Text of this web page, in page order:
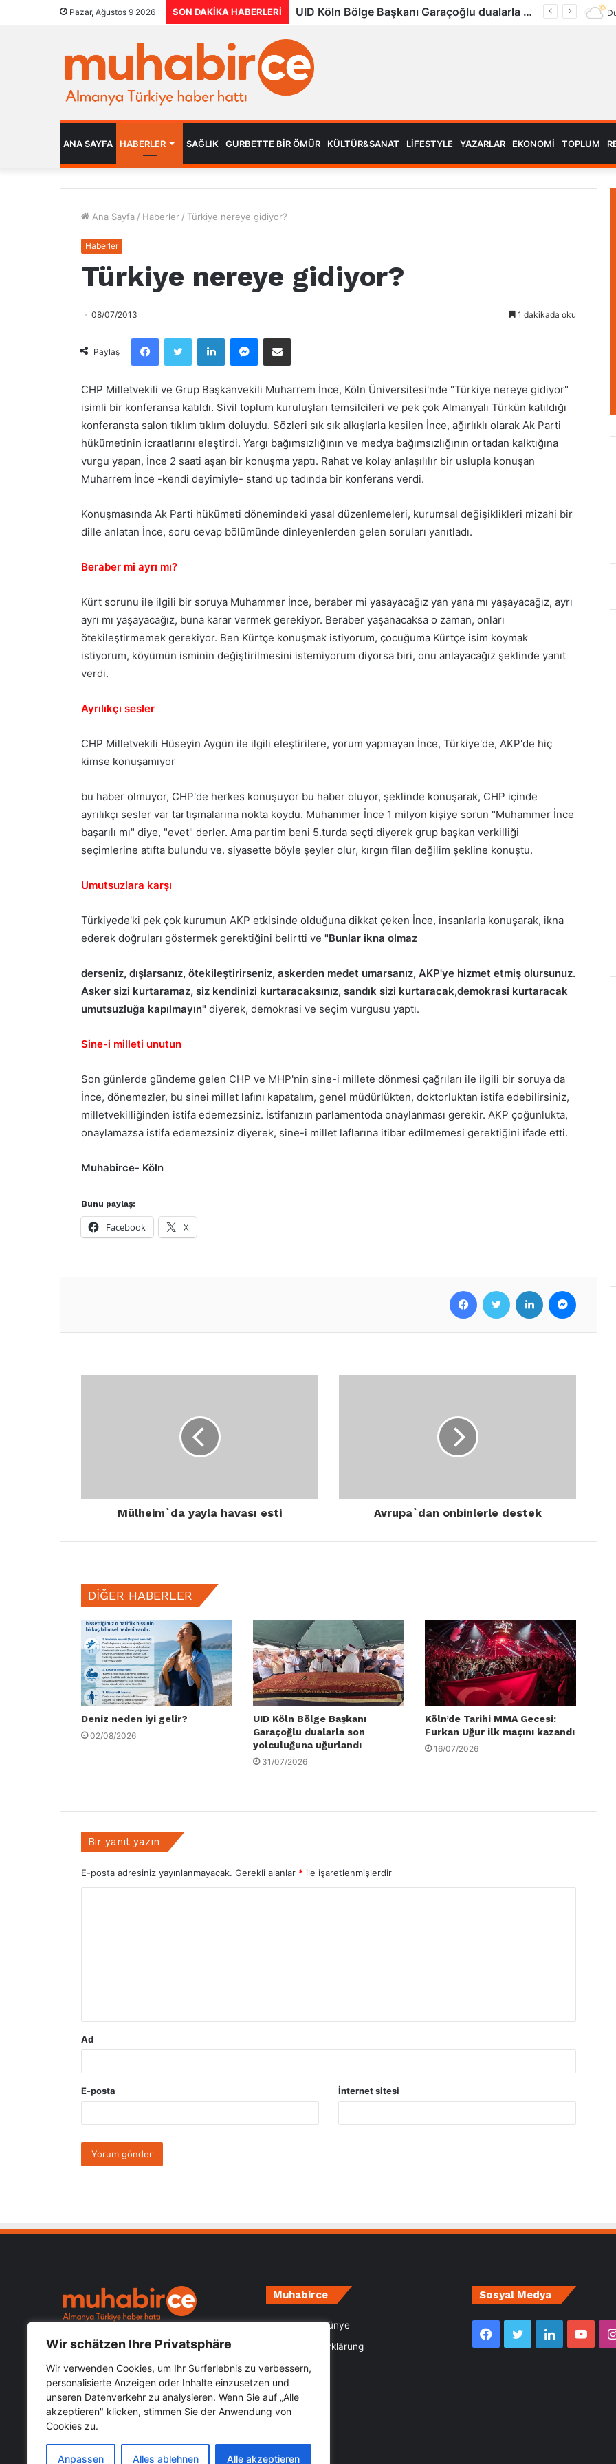
Wir schätzen Ihre Privatsphäre
Wir verwenden Cookies, um Ihr Surferlebnis zu verbessern,
personalisierte Anzeigen oder Inhalte einzusetzen und
unseren Datenverkehr zu analysieren. Wenn Sie auf „Alle
akzeptieren" klicken, stimmen Sie der Anwendung von
Cookies zu.
Anpassen Alles ablehnen Alle akzeptieren
Pazar, Ağustos 9 2026 SON DAKIKA HABERLERI UID Köln Bölge Başkanı Garaçoğlu dualarla son yolculuğuna uğurlandı
ANA SAYFA HABERLER SAĞLIK GURBETTE BIR ÖMÜR KÜLTÜR&SANAT LIFESTYLE YAZARLAR EKONOMI TOPLUM
Ana Sayfa / Haberler / Türkiye nereye gidiyor?
Haberler
Türkiye nereye gidiyor?
08/07/2013 1 dakikada oku
Paylaş
CHP Milletvekili ve Grup Başkanvekili Muharrem İnce, Köln Üniversitesi'nde "Türkiye nereye gidiyor"
isimli bir konferansa katıldı. Sivil toplum kuruluşları temsilcileri ve pek çok Almanyalı Türkün katıldığı
konferansta salon tıklım tıklım doluydu. Sözleri sık sık alkışlarla kesilen İnce, ağırlıklı olarak Ak Parti
hükümetinin icraatlarını eleştirdi. Yargı bağımsızlığının ve medya bağımsızlığının ortadan kalktığına
vurgu yapan, İnce 2 saati aşan bir konuşma yaptı. Rahat ve kolay anlaşılılır bir uslupla konuşan
Muharrem İnce -kendi deyimiyle- stand up tadında bir konferans verdi.
Konuşmasında Ak Parti hükümeti dönemindeki yasal düzenlemeleri, kurumsal değişiklikleri mizahi bir
dille anlatan İnce, soru cevap bölümünde dinleyenlerden gelen soruları yanıtladı.
Beraber mi ayrı mı?
Kürt sorunu ile ilgili bir soruya Muhammer İnce, beraber mi yasayacağız yan yana mı yaşayacağız, ayrı
ayrı mı yaşayacağız, buna karar vermek gerekiyor. Beraber yaşanacaksa o zaman, onları
ötekileştirmemek gerekiyor. Ben Kürtçe konuşmak istiyorum, çocuğuma Kürtçe isim koymak
istiyorum, köyümün isminin değiştirilmesini istemiyorum diyorsa biri, onu anlayacağız şeklinde yanıt
verdi.
Ayrılıkçı sesler
CHP Milletvekili Hüseyin Aygün ile ilgili eleştirilere, yorum yapmayan İnce, Türkiye'de, AKP'de hiç
kimse konuşamıyor
bu haber olmuyor, CHP'de herkes konuşuyor bu haber oluyor, şeklinde konuşarak, CHP içinde
ayrılıkçı sesler var tartışmalarına nokta koydu. Muhammer İnce 1 milyon kişiye sorun "Muhammer İnce
başarılı mı" diye, "evet" derler. Ama partim beni 5.turda seçti diyerek grup başkan verkilliği
seçimlerine atıfta bulundu ve. siyasette böyle şeyler olur, kırgın filan değilim şekline konuştu.
Umutsuzlara karşı
Türkiyede'ki pek çok kurumun AKP etkisinde olduğuna dikkat çeken İnce, insanlarla konuşarak, ikna
ederek doğruları göstermek gerektiğini belirtti ve "Bunlar ikna olmaz
derseniz, dışlarsanız, ötekileştirirseniz, askerden medet umarsanız, AKP'ye hizmet etmiş olursunuz.
Asker sizi kurtaramaz, siz kendinizi kurtaracaksınız, sandık sizi kurtaracak,demokrasi kurtaracak
umutsuzluğa kapılmayın" diyerek, demokrasi ve seçim vurgusu yaptı.
Sine-i milleti unutun
Son günlerde gündeme gelen CHP ve MHP'nin sine-i millete dönmesi çağrıları ile ilgili bir soruya da
İnce, dönemezler, bu sinei millet lafını kapatalım, genel müdürlükten, doktorluktan istifa edebilirsiniz,
milletvekilliğinden istifa edemezsiniz. İstifanızın parlamentoda onaylanması gerekir. AKP çoğunlukta,
onaylamazsa istifa edemezsiniz diyerek, sine-i millet laflarına itibar edilmemesi gerektiğini ifade etti.
Muhabirce- Köln
Bunu paylaş:
Facebook X
Mülheim`da yayla havası esti Avrupa`dan onbinlerle destek
DIĞER HABERLER
Deniz neden iyi gelir?
02/08/2026
UID Köln Bölge Başkanı
Garaçoğlu dualarla son
yolculuğuna uğurlandı
31/07/2026
Köln’de Tarihi MMA Gecesi:
Furkan Uğur ilk maçını kazandı
16/07/2026
Bir yanıt yazın
E-posta adresiniz yayınlanmayacak. Gerekli alanlar * ile işaretlenmişlerdir
Ad
E-posta İnternet sitesi
öğrenebileceğiniz hızlı güvenilir haber
Kategoriler
Kategoriler
Muhabirce
Impressum- Künye
Datenschutzerklärung
Sosyal Medya
Facebook
TwitterLinkedIn